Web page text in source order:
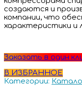
создаются и
компании, что
характеристики и
Заказать в один
В ИЗБРАННОЕ
Категории: